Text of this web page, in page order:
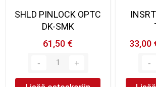
SHLD PINLOCK OPTC
DK-SMK
61,50 €
33,00